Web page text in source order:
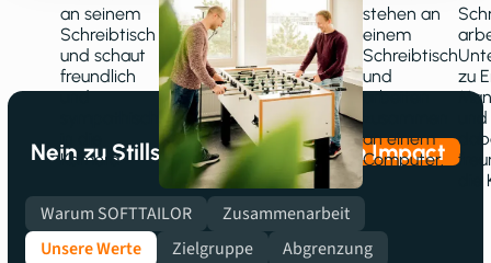
Unser Versprechen
Nein zu Stillstand, ja zu echtem Impact
Warum SOFTTAILOR
Zusammenarbeit
Unsere Werte
Zielgruppe Abgrenzung